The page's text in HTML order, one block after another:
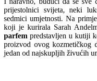
prijestolnici svijeta, neki
sedmici umjetnosti. Na
koji je kurirala Sarah
parfem predstavljen u kutiji
proizvod ovog kozmetičkog
jedan od najskupljih živućih